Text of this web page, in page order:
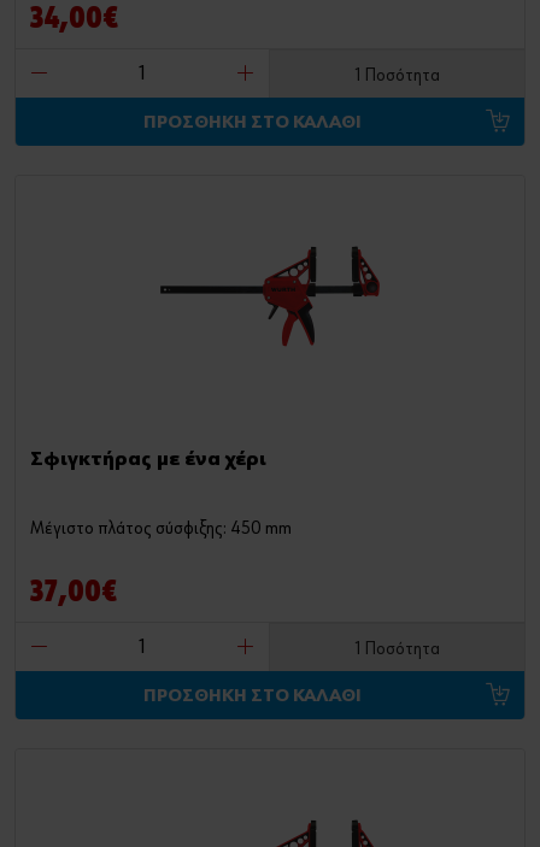
34,00€
1 Ποσότητα
ΠΡΟΣΘΗΚΗ ΣΤΟ ΚΑΛΑΘΙ
Σφιγκτήρας με ένα χέρι
Μέγιστο πλάτος σύσφιξης: 450 mm
37,00€
1 Ποσότητα
ΠΡΟΣΘΗΚΗ ΣΤΟ ΚΑΛΑΘΙ